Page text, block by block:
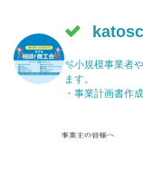
🫧小規模事業者
ます。
・事業計画書作